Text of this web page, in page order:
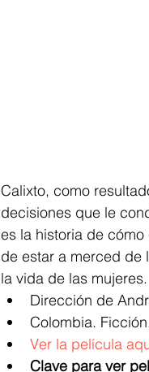
Calixto, como
decisiones que le
es la historia de
de estar a merced de
la vida de las mujeres.
Dirección de
Colombia.
Ver la película
Clave para ver